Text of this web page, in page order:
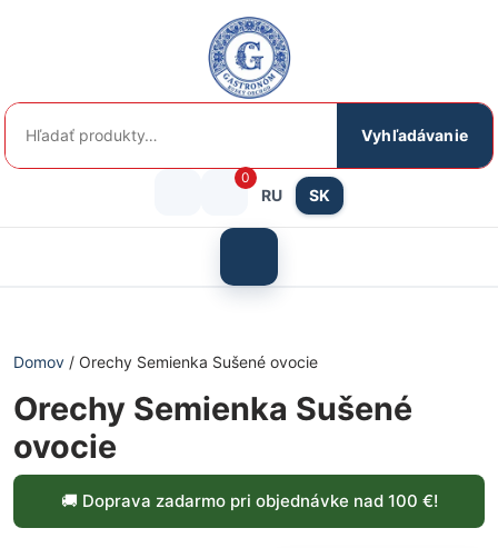
Hľadať:
Vyhľadávanie
Prihlásenie
košík
0
RU SK
menu
Domov / Orechy Semienka Sušené ovocie
Orechy Semienka Sušené
ovocie
🚚 Doprava zadarmo pri objednávke nad 100 €!